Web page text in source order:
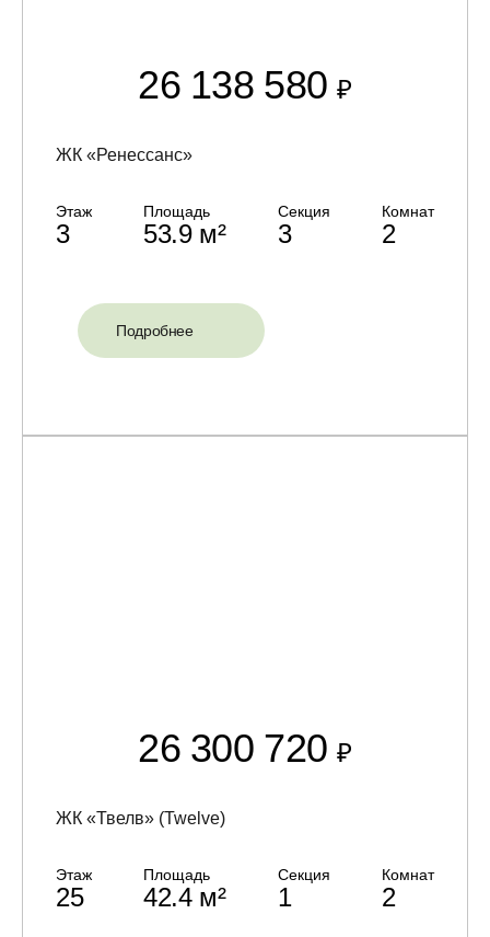
26 138 580₽
ЖК «Ренессанс»
Этаж
3
Площадь
53.9 м²
Секция
3
Комнат
2
Подробнее
26 300 720₽
ЖК «Твелв» (Twelve)
Этаж
25
Площадь
42.4 м²
Секция
1
Комнат
2